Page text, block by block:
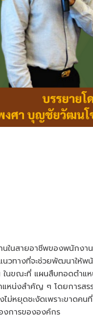
นในสายอาชีพของพนักงา
นวทางที่จะช่วยพัฒนาให้พ
ในขณะที่ แผนสืบทอดตำแ
แหน่งสำคัญ ๆ โดยการสร
หยุดชะงัดเพราะขาดคนที่
งการขององค์กร